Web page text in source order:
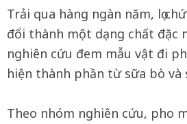
Trải qua hàng ngàn năm, lọ
đổi thành một dạng chất đặc
nghiên cứu đem mẫu vật đi
hiện thành phần từ sữa bò và
Theo nhóm nghiên cứu, pho